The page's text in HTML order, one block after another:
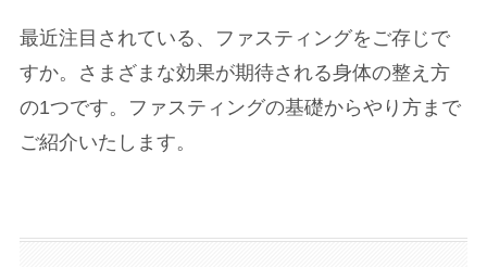
最近注目されている、ファスティングをご存じで
すか。さまざまな効果が期待される身体の整え方
の1つです。ファスティングの基礎からやり方まで
ご紹介いたします。